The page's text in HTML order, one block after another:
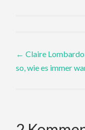
Post
← Claire
so, wie es immer